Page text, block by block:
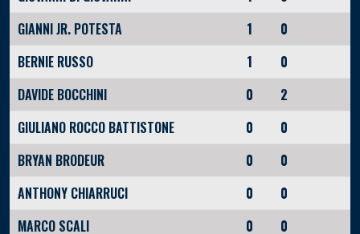
GIANNI JR. POTESTA
1
0
BERNIE RUSSO
1
0
DAVIDE BOCCHINI
0
2
GIULIANO ROCCO BATTISTONE
0
0
BRYAN BRODEUR
0
0
ANTHONY CHIARRUCI
0
0
MARCO SCALI
0
0